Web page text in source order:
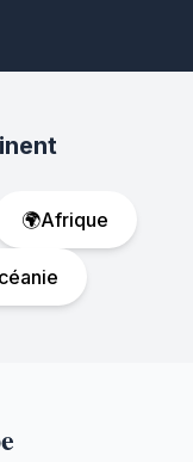
🌍Afrique